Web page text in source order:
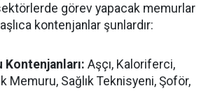
görev yapacak memurlar
kontenjanlar şunlardır:
Kontenjanları: Aşçı, Kaloriferci,
Memuru, Sağlık Teknisyeni, Şoför,